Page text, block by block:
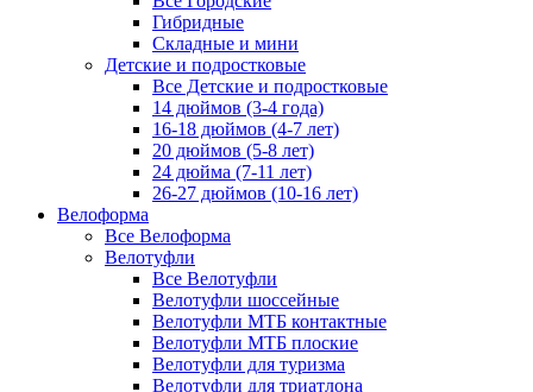
Гибридные
Складные и мини
Детские и подростковые
Все Детские и подростковые
14 дюймов (3-4 года)
16-18 дюймов (4-7 лет)
20 дюймов (5-8 лет)
24 дюйма (7-11 лет)
26-27 дюймов (10-16 лет)
Велоформа
Все Велоформа
Велотуфли
Все Велотуфли
Велотуфли шоссейные
Велотуфли МТБ контактные
Велотуфли МТБ плоские
Велотуфли для туризма
Велотуфли для триатлона